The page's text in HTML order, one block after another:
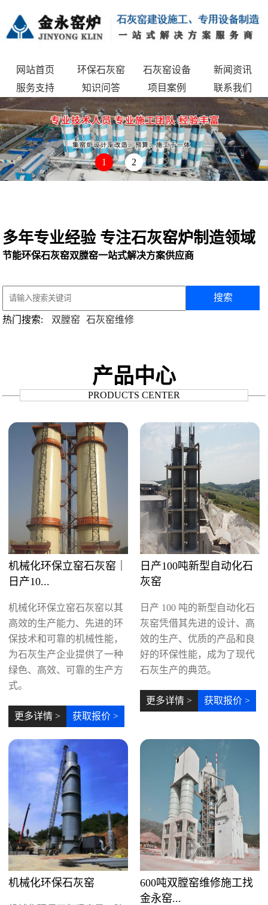
网站首页 环保石灰窑 石灰窑设备
新闻资讯
服务支持
知识问答 项目案例 联系我们
1 2
多年专业经验 专注石灰窑炉制造领域
节能环保石灰窑双膛窑一站式解决方案供应商
搜索
热门搜索: 双膛窑 石灰窑维修
产品中心
PRODUCTS CENTER
机械化环保立窑石灰窑｜
日产10...
机械化环保立窑石灰窑以其
高效的生产能力、先进的环
保技术和可靠的机械性能，
为石灰生产企业提供了一种
绿色、高效、可靠的生产方
式。
更多详情 > 获取报价 >
日产100吨新型自动化石
灰窑
日产 100 吨的新型自动化石
灰窑凭借其先进的设计、高
效的生产、优质的产品和良
好的环保性能，成为了现代
石灰生产的典范。
更多详情 > 获取报价 >
机械化环保石灰窑
600吨双膛窑维修施工找
金永窑...